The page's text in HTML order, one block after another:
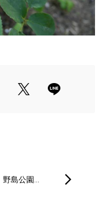
野島公園…